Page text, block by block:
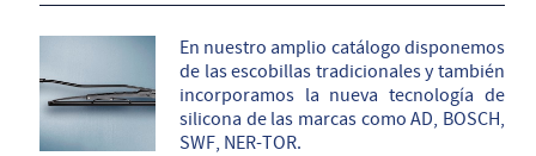
En nuestro amplio catálogo disponemos
de las escobillas tradicionales y también
incorporamos la nueva tecnología de
silicona de las marcas como AD, BOSCH,
SWF, NER-TOR.